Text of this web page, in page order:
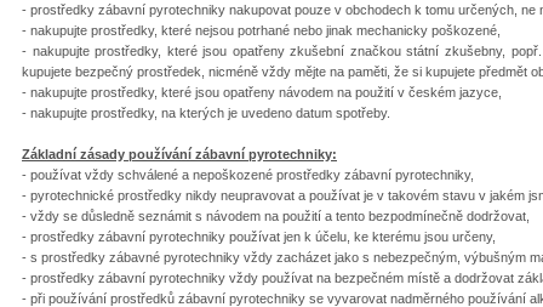
- prostředky zábavní pyrotechniky nakupovat pouze v obchodech k tomu určených, ne
- nakupujte prostředky, které nejsou potrhané nebo jinak mechanicky poškozené,
- nakupujte prostředky, které jsou opatřeny zkušební značkou státní zkušebny,
kupujete bezpečný prostředek, nicméně vždy mějte na paměti, že si kupujete předmět
- nakupujte prostředky, které jsou opatřeny návodem na použití v českém jazyce,
- nakupujte prostředky, na kterých je uvedeno datum spotřeby.
Základní zásady používání zábavní pyrotechniky:
- používat vždy schválené a nepoškozené prostředky zábavní pyrotechniky,
- pyrotechnické prostředky nikdy neupravovat a používat je v takovém stavu v jakém
- vždy se důsledně seznámit s návodem na použití a tento bezpodmínečně dodržovat,
- prostředky zábavní pyrotechniky používat jen k účelu, ke kterému jsou určeny,
- s prostředky zábavné pyrotechniky vždy zacházet jako s nebezpečným, výbušným
- prostředky zábavní pyrotechniky vždy používat na bezpečném místě a dodržovat
- při používání prostředků zábavní pyrotechniky se vyvarovat nadměrného používání